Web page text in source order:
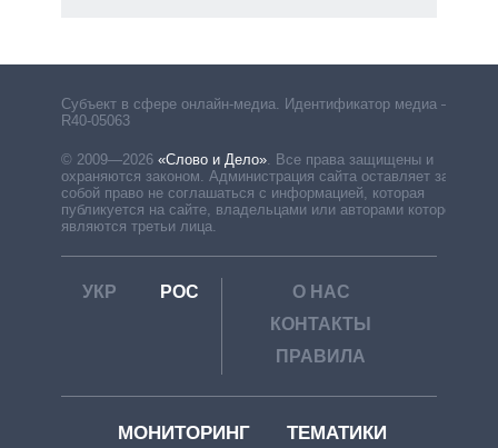
Субъект в сфере онлайн-медиа. Идентификатор медиа –
R40-05063
© 2009—2026 «Слово и Дело» Все права защищены и
охраняются законом. Администрация сайта оставляет за
собой право не соглашаться с информацией, которая
публикуется на сайте, владельцами или авторами которой
являются третьи лица.
УКР РОС
О НАС
КОНТАКТЫ
ПРАВИЛА
МОНИТОРИНГ ТЕМАТИКИ